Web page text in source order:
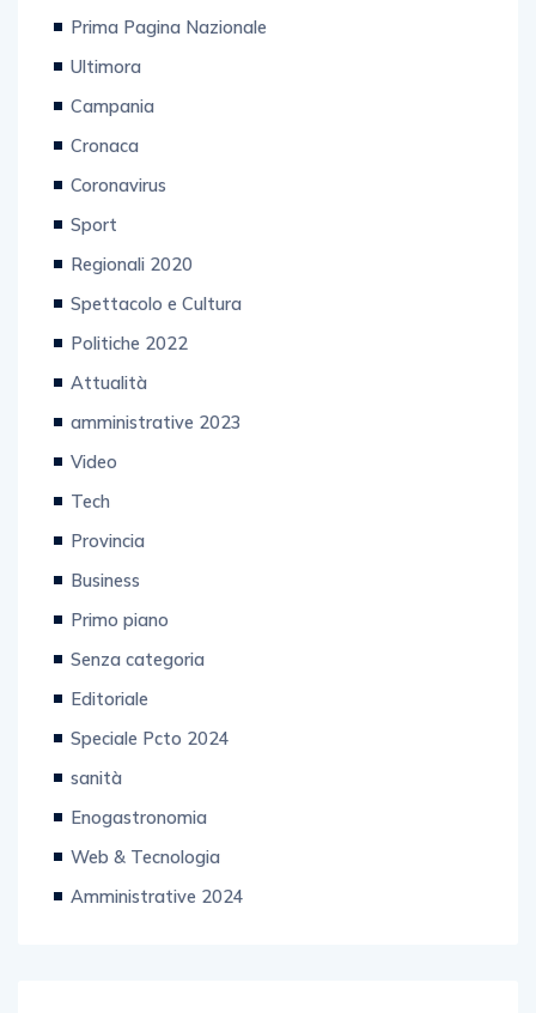
Prima Pagina Nazionale
Ultimora
Campania
Cronaca
Coronavirus
Sport
Regionali 2020
Spettacolo e Cultura
Politiche 2022
Attualità
amministrative 2023
Video
Tech
Provincia
Business
Primo piano
Senza categoria
Editoriale
Speciale Pcto 2024
sanità
Enogastronomia
Web & Tecnologia
Amministrative 2024